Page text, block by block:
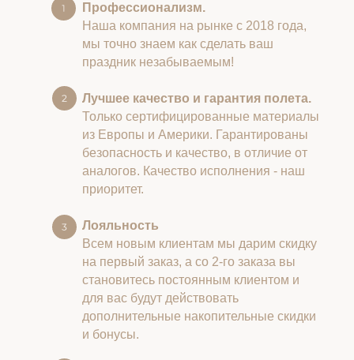
Профессионализм.
Наша компания на рынке с 2018 года,
мы точно знаем как сделать ваш
праздник незабываемым!
Лучшее качество и гарантия полета.
Только сертифицированные материалы
из Европы и Америки. Гарантированы
безопасность и качество, в отличие от
аналогов. Качество исполнения - наш
приоритет.
Лояльность
Всем новым клиентам мы дарим скидку
на первый заказ, а со 2-го заказа вы
становитесь постоянным клиентом и
для вас будут действовать
дополнительные накопительные скидки
и бонусы.